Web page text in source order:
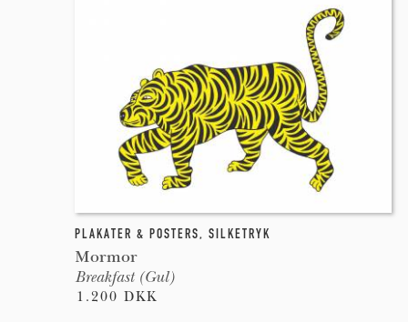
PLAKATER & POSTERS, SILKETRYK
Mormor
Breakfast (Gul)
1.200 DKK